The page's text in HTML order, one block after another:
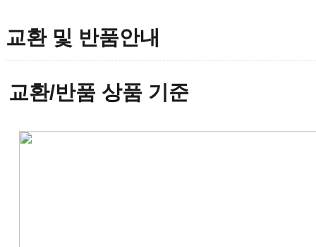
교환 및 반품안내
교환/반품 상품 기준